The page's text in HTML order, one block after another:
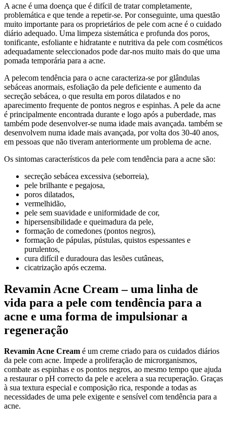
A acne é uma doença que é difícil de tratar completamente,
problemática e que tende a repetir-se. Por conseguinte, uma questão
muito importante para os proprietários de pele com acne é o cuidado
diário adequado. Uma limpeza sistemática e profunda dos poros,
tonificante, esfoliante e hidratante e nutritiva da pele com cosméticos
adequadamente seleccionados pode dar-nos muito mais do que uma
pomada temporária para a acne.
A pelecom tendência para o acne caracteriza-se por glândulas
sebáceas anormais, esfoliação da pele deficiente e aumento da
secreção sebácea, o que resulta em poros dilatados e no
aparecimento frequente de pontos negros e espinhas. A pele da acne
é principalmente encontrada durante e logo após a puberdade, mas
também pode desenvolver-se numa idade mais avançada. também se
desenvolvem numa idade mais avançada, por volta dos 30-40 anos,
em pessoas que não tiveram anteriormente um problema de acne.
Os sintomas característicos da pele com tendência para a acne são:
secreção sebácea excessiva (seborreia),
pele brilhante e pegajosa,
poros dilatados,
vermelhidão,
pele sem suavidade e uniformidade de cor,
hipersensibilidade e queimadura da pele,
formação de comedones (pontos negros),
formação de pápulas, pústulas, quistos espessantes e
purulentos,
cura difícil e duradoura das lesões cutâneas,
cicatrização após eczema.
Revamin Acne Cream – uma linha de
vida para a pele com tendência para a
acne e uma forma de impulsionar a
regeneração
Revamin Acne Cream é um creme criado para os cuidados diários
da pele com acne. Impede a proliferação de microrganismos,
combate as espinhas e os pontos negros, ao mesmo tempo que ajuda
a restaurar o pH correcto da pele e acelera a sua recuperação. Graças
à sua textura especial e composição rica, responde a todas as
necessidades de uma pele exigente e sensível com tendência para a
acne.